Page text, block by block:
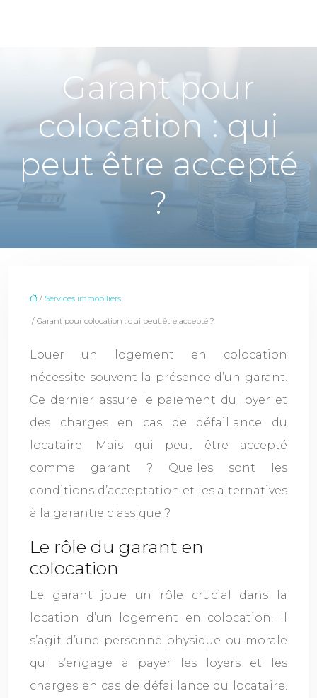
Garant pour
colocation : qui
peut être accepté
?
/ Services immobiliers
/ Garant pour colocation : qui peut être accepté ?
Louer un logement en colocation
nécessite souvent la présence d’un garant.
Ce dernier assure le paiement du loyer et
des charges en cas de défaillance du
locataire. Mais qui peut être accepté
comme garant ? Quelles sont les
conditions d’acceptation et les alternatives
à la garantie classique ?
Le rôle du garant en
colocation
Le garant joue un rôle crucial dans la
location d’un logement en colocation. Il
s’agit d’une personne physique ou morale
qui s’engage à payer les loyers et les
charges en cas de défaillance du locataire.